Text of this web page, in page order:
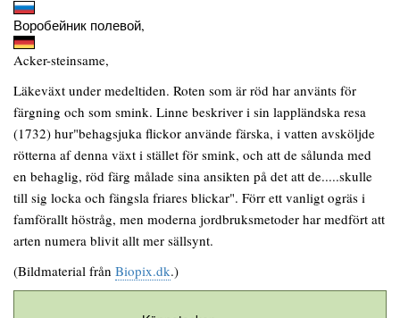
Воробейник полевой,
Acker-steinsame,
Läkeväxt under medeltiden. Roten som är röd har använts för
färgning och som smink. Linne beskriver i sin lappländska resa
(1732) hur"behagsjuka flickor använde färska, i vatten avsköljde
rötterna af denna växt i stället för smink, och att de sålunda med
en behaglig, röd färg målade sina ansikten på det att de.....skulle
till sig locka och fängsla friares blickar". Förr ett vanligt ogräs i
famförallt höstråg, men moderna jordbruksmetoder har medfört att
arten numera blivit allt mer sällsynt.
(Bildmaterial från Biopix.dk.)